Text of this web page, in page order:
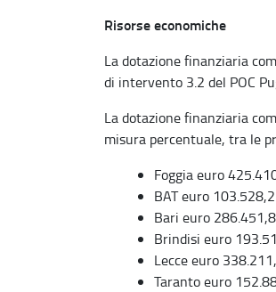
Risorse economiche
La dotazione finanziaria
di intervento 3.2 del POC
La dotazione finanziaria
misura percentuale, tra le
Foggia euro
BAT euro
Bari euro
Brindisi euro
Lecce euro
Taranto euro